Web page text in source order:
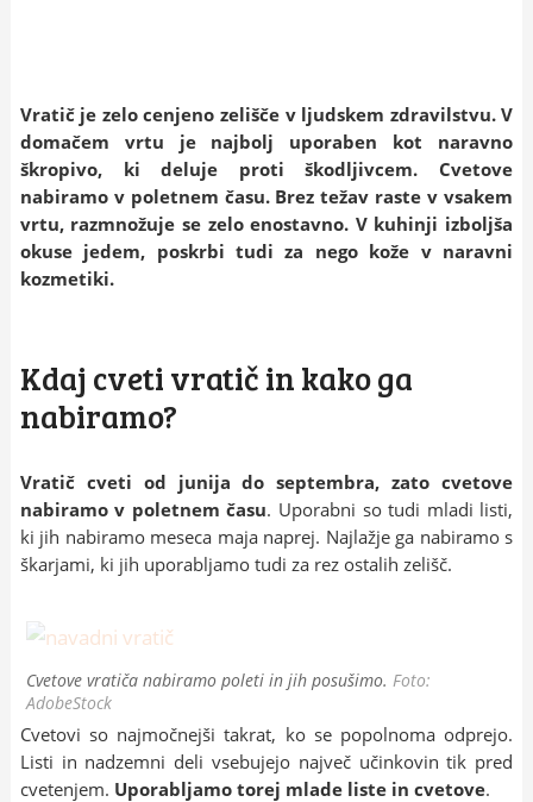
Vratič je zelo cenjeno zelišče v ljudskem zdravilstvu. V
domačem vrtu je najbolj uporaben kot naravno
škropivo, ki deluje proti škodljivcem. Cvetove
nabiramo v poletnem času. Brez težav raste v vsakem
vrtu, razmnožuje se zelo enostavno. V kuhinji izboljša
okuse jedem, poskrbi tudi za nego kože v naravni
kozmetiki.
Kdaj cveti vratič in kako ga
nabiramo?
Vratič cveti od junija do septembra, zato cvetove
nabiramo v poletnem času. Uporabni so tudi mladi listi,
ki jih nabiramo meseca maja naprej. Najlažje ga nabiramo s
škarjami, ki jih uporabljamo tudi za rez ostalih zelišč.
Cvetove vratiča nabiramo poleti in jih posušimo.Foto:
AdobeStock
Cvetovi so najmočnejši takrat, ko se popolnoma odprejo.
Listi in nadzemni deli vsebujejo največ učinkovin tik pred
cvetenjem. Uporabljamo torej mlade liste in cvetove.